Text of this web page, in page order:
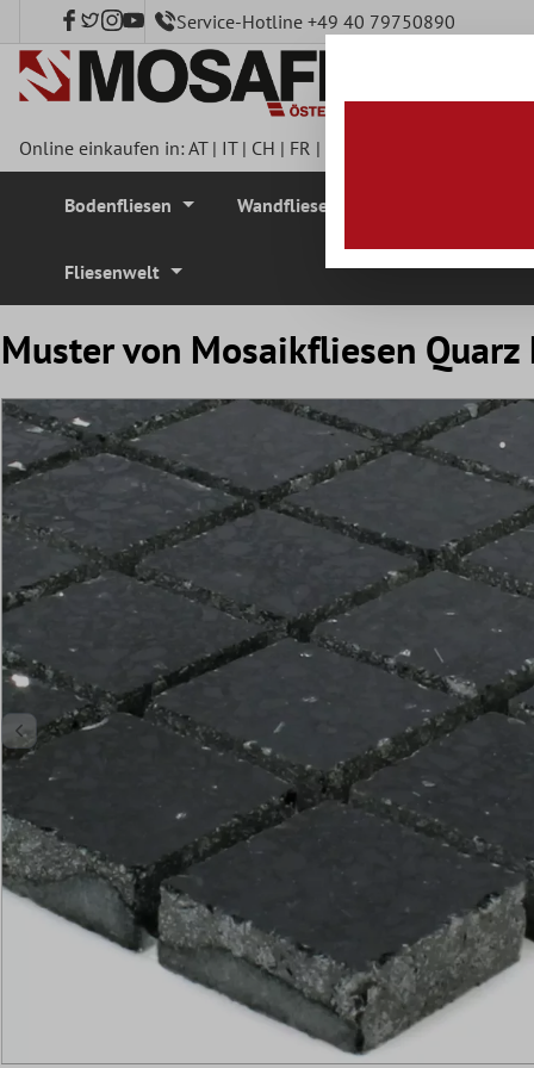
springen Service-Hotline +49 40 79750890
Online einkaufen in:AT| IT| CH | FR |
Bodenfliesen Wandfliesen
Fliesenwelt
Muster von Mosaikfliesen